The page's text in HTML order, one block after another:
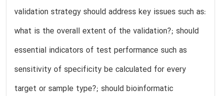
validation strategy should address key issues such as:
what is the overall extent of the validation?; should
essential indicators of test performance such as
sensitivity of specificity be calculated for every
target or sample type?; should bioinformatic